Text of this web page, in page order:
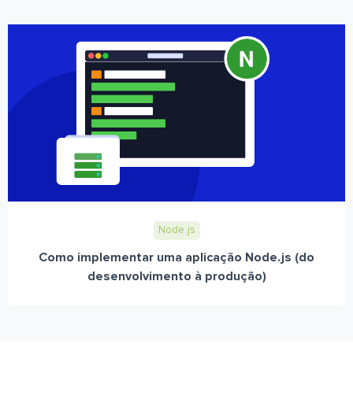
Node.js
Como implementar uma aplicação Node.js (do
desenvolvimento à produção)